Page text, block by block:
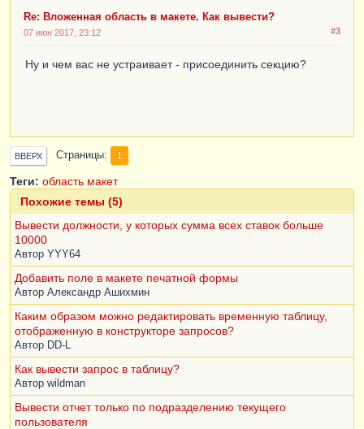
Re: Вложенная область в макете. Как вывести?
#3
07 июн 2017, 23:12
Ну и чем вас не устраивает - присоединить секцию?
ВВЕРХ Страницы 1
Теги: область макет
Похожие темы (5)
Вывести должности, у которых сумма всех ставок больше
10000
Автор YYY64
Добавить поле в макете печатной формы
Автор Александр Ашихмин
Каким образом можно редактировать временную таблицу,
отображенную в конструкторе запросов?
Автор DD-L
Как вывести запрос в таблицу?
Автор wildman
Вывести отчет только по подразделению текущего
пользователя